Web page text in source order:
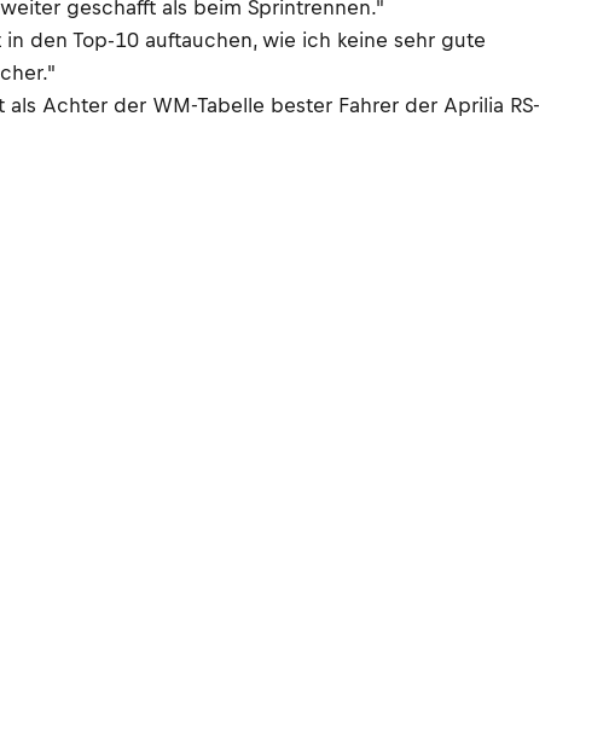
geschafft als beim Sprintrennen."
den Top-10 auftauchen, wie ich keine sehr gute
Achter der WM-Tabelle bester Fahrer der Aprilia RS-